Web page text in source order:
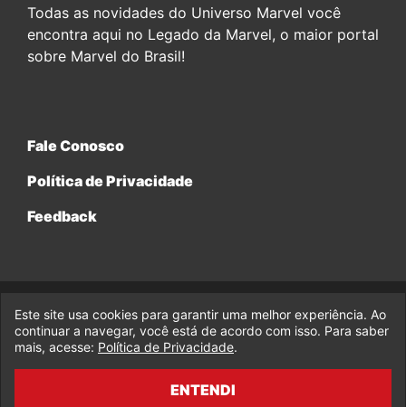
Todas as novidades do Universo Marvel você
encontra aqui no Legado da Marvel, o maior portal
sobre Marvel do Brasil!
Fale Conosco
Política de Privacidade
Feedback
© 2017-2026 Legado da Marvel, uma empresa da Legado
Enterprises.
fabiolobo
Este site usa cookies para garantir uma melhor experiência. Ao
continuar a navegar, você está de acordo com isso. Para saber
mais, acesse: Política de Privacidade.
ENTENDI